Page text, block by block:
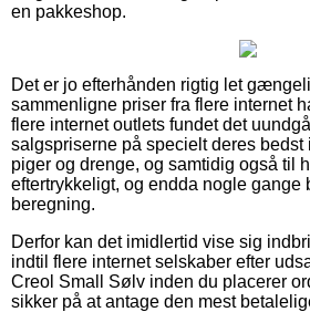
en pakkeshop.
Det er jo efterhånden rigtig let
sammenligne priser fra flere internet
flere internet outlets fundet det
salgspriserne på specielt deres bedst
piger og drenge, og samtidig også til
eftertrykkeligt, og endda nogle gange
beregning.
Derfor kan det imidlertid vise sig
indtil flere internet selskaber efter
Creol Small Sølv inden du placerer
sikker på at antage den mest